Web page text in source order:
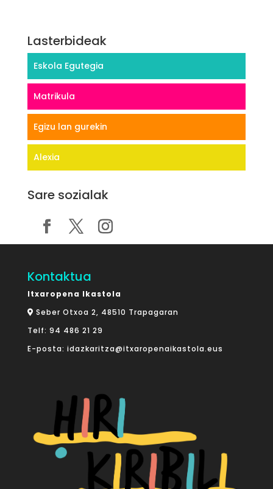
Lasterbideak
Eskola Egutegia
Matrikula
Egizu lan gurekin
Alexia
Sare sozialak
Kontaktua
Itxaropena Ikastola
Seber Otxoa 2, 48510 Trapagaran
Telf: 94 486 21 29
E-posta: idazkaritza@itxaropenaikastola.eus